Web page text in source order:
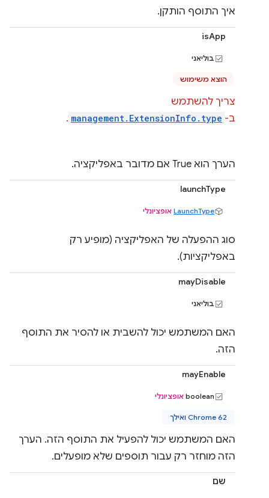
איך התוסף הותקן.
isApp
בוליאני
הוצא משימוש
צריך להשתמש
ב- management.ExtensionInfo.type
.
הערך הוא True אם מדובר באפליקציה.
launchType
LaunchType אופציונלי
סוג ההפעלה של האפליקציה (מופיע רק
באפליקציות).
mayDisable
בוליאני
האם המשתמש יכול להשבית או להסיר את התוסף
הזה.
mayEnable
‫boolean אופציונלי
Chrome 62 ואילך
האם המשתמש יכול להפעיל את התוסף הזה. הערך
הזה מוחזר רק עבור תוספים שלא מופעלים.
שם